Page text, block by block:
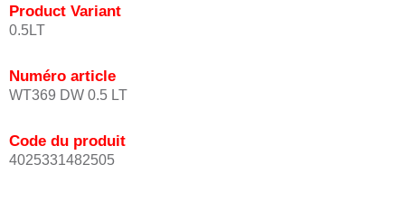
Product Variant
0.5LT
Numéro article
WT369 DW 0.5 LT
Code du produit
4025331482505